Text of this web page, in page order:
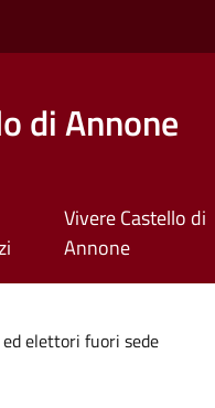
di Annone
Vivere Castello di
Annone
elettori fuori sede